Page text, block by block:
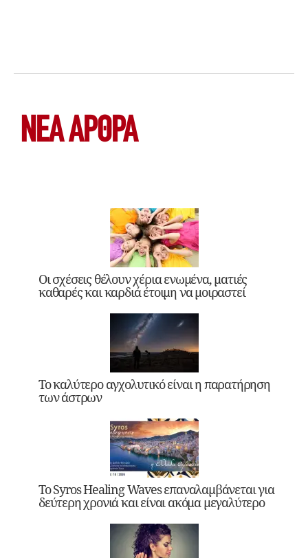
ΝΕΑ ΆΡΘΡΑ
Οι σχέσεις θέλουν χέρια ενωμένα, ματιές
καθαρές και καρδιά έτοιμη να μοιραστεί
Το καλύτερο αγχολυτικό είναι η παρατήρηση
των άστρων
Το Syros Healing Waves επαναλαμβάνεται για
δεύτερη χρονιά και είναι ακόμα μεγαλύτερο